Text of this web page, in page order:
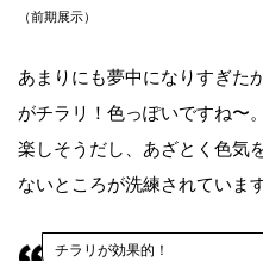
（前期展示）
あまりにも夢中になりすぎた
がチラリ！色っぽいですね〜
楽しそうだし、あざとく色気
ないところが洗練されています
チラリが効果的！